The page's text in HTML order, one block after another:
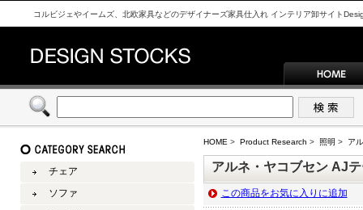
コルビジェやイームズ、北欧家具などのデザイナーズ家具仕入れ インテリア卸サイト
HOME > Product Research > 照明 > ア
アルネ・ヤコブセン AJ
この商品をお気に入りに追加
チェア
ソファ